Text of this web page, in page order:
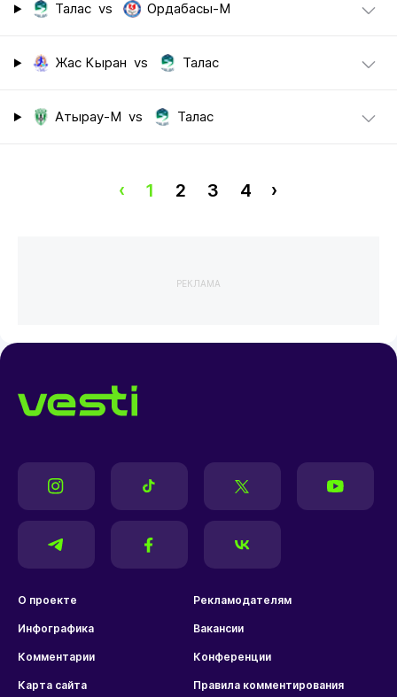
Талас vs Ордабасы-М
Жас Кыран vs Талас
Атырау-М vs Талас
‹ 1 2 3 4 ›
РЕКЛАМА
О проекте Рекламодателям
Инфографика Вакансии
Комментарии Конференции
Карта сайта Правила комментирования